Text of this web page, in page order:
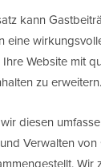
kann
eine
Website mit
zu erweitern.
diesen
Verwalten